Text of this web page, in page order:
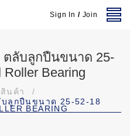
Sign In / Join
ตลับลูกปืนขนาด 25-
Roller Bearing
สินค้า
/
บลูกปืนขนาด 25-52-18
BEARING